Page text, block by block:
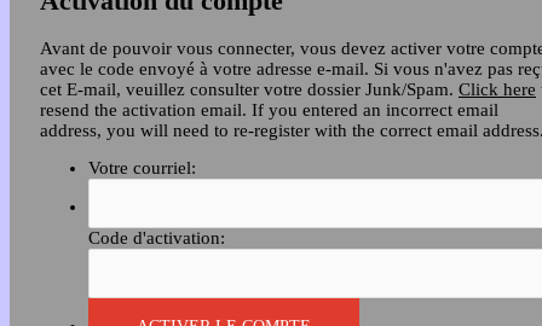
Avant de pouvoir vous connecter, vous devez activer votre
avec le code envoyé à votre adresse e-mail. Si vous n'avez pas
cet E-mail, veuillez consulter votre dossier Junk/Spam. Click here
resend the activation email. If you entered an incorrect email
address, you will need to re-register with the correct email
Votre courriel:
Code d'activation: